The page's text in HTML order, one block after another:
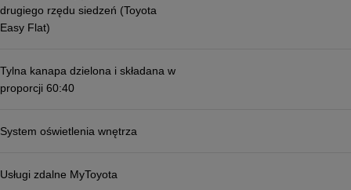
drugiego rzędu siedzeń (Toyota
Easy Flat)
Tylna kanapa dzielona i składana w
proporcji 60:40
System oświetlenia wnętrza
Usługi zdalne MyToyota